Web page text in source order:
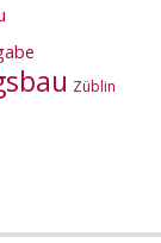
Züblin